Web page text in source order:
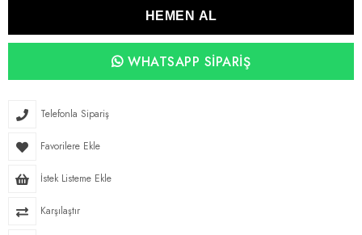
WHATSAPP SIPARIŞ
Telefonla Sipariş
Favorilere Ekle
İstek Listeme Ekle
Karşılaştır